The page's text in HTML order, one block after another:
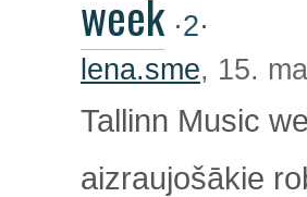
week ·2·
lena.sme, 15.
Tallinn Music
aizraujošākie